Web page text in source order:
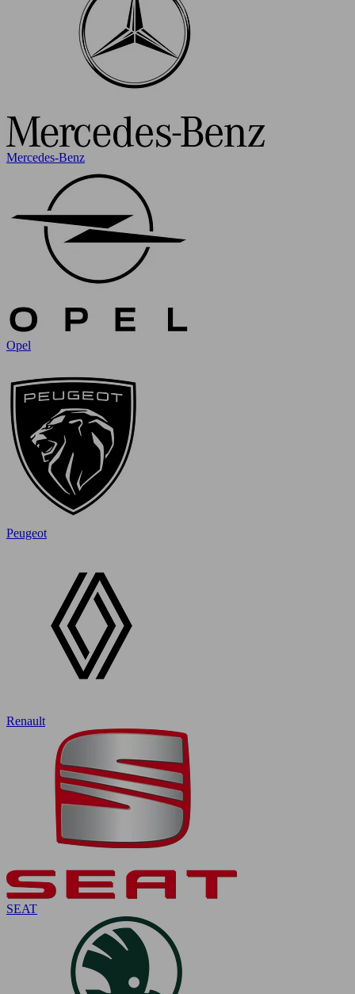
Mercedes-Benz
Opel
Peugeot
Renault
SEAT